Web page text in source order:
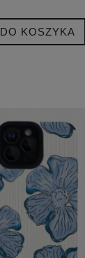
DO KOSZYKA